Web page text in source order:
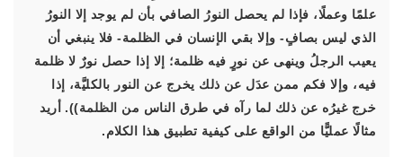
علمًا وعملًا، فإذا لم يحصل النورُ الصافي بأن لم يوجد إلا النورُ
الذي ليس بصافٍ- وإلا بقي الإنسان في الظلمة- فلا ينبغي أن
يعيب الرجلُ وينهى عن نورٍ فيه ظلمة؛ إلا إذا حصل نورٌ لا ظلمة
فيه، وإلا فكم ممن عدَل عن ذلك يخرج عن النور بالكليَّة، إذا
خرج غيرُه عن ذلك لما رآه في طرق الناس من الظلمة)). أريد
مثالًا عمليًّا من الواقع على كيفية تطبيق هذا الكلام.